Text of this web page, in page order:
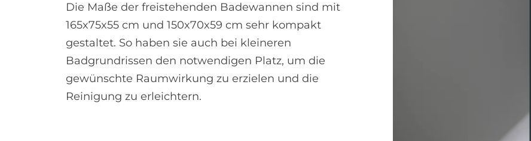
Die Maße der freistehenden Badewannen sind mit
165x75x55 cm und 150x70x59 cm sehr kompakt
gestaltet. So haben sie auch bei kleineren
Badgrundrissen den notwendigen Platz, um die
gewünschte Raumwirkung zu erzielen und die
Reinigung zu erleichtern.